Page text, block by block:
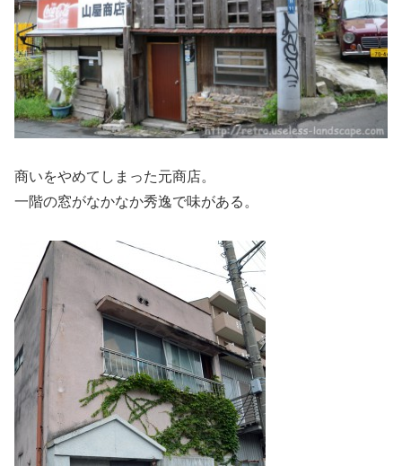
商いをやめてしまった元商店。
一階の窓がなかなか秀逸で味がある。